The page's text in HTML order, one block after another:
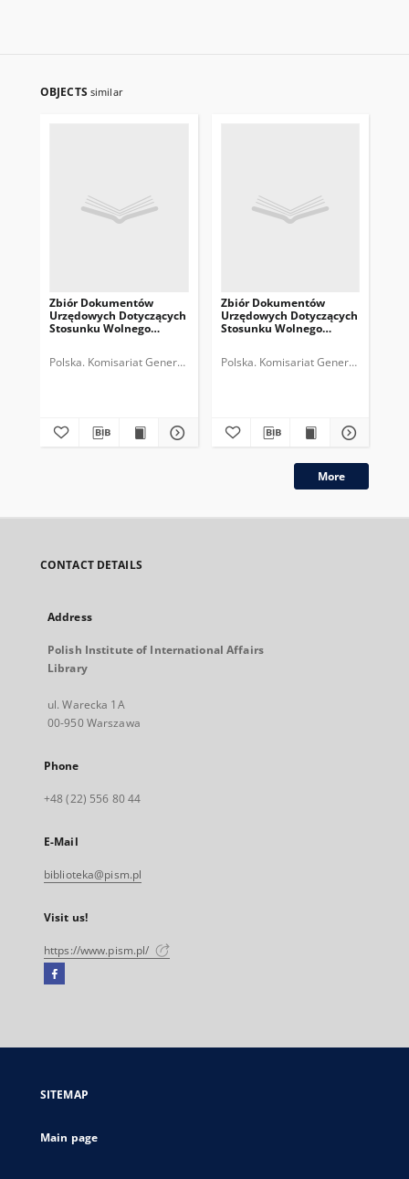
OBJECTS similar
Zbiór Dokumentów
Urzędowych Dotyczących
Stosunku Wolnego
Polskiej, Cz.11, 1935-1936
Polska. Komisariat Generalny Rzeczypospolitej Polskiej (Gdańsk).
Zbiór Dokumentów
Urzędowych Dotyczących
Stosunku Wolnego
Polskiej, Cz.6, 1930
Polska. Komisariat Generalny
More
CONTACT DETAILS
Address
Polish Institute of International Affairs
Library
ul. Warecka 1A
00-950 Warszawa
Phone
+48 (22) 556 80 44
E-Mail
biblioteka@pism.pl
Visit us!
https://www.pism.pl/
Facebook
open
new
SITEMAP
Main page